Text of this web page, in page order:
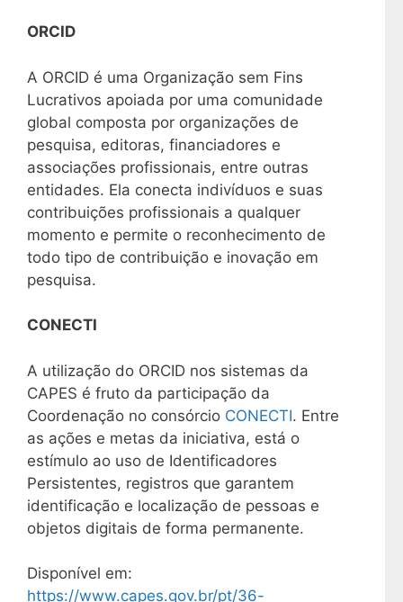
ORCID
A ORCID é uma Organização sem Fins
Lucrativos apoiada por uma comunidade
global composta por organizações de
pesquisa, editoras, financiadores e
associações profissionais, entre outras
entidades. Ela conecta indivíduos e suas
contribuições profissionais a qualquer
momento e permite o reconhecimento de
todo tipo de contribuição e inovação em
pesquisa.
CONECTI
A utilização do ORCID nos sistemas da
CAPES é fruto da participação da
Coordenação no consórcio CONECTI. Entre
as ações e metas da iniciativa, está o
estímulo ao uso de Identificadores
Persistentes, registros que garantem
identificação e localização de pessoas e
objetos digitais de forma permanente.
Disponível em:
https://www.capes.gov.br/pt/36-